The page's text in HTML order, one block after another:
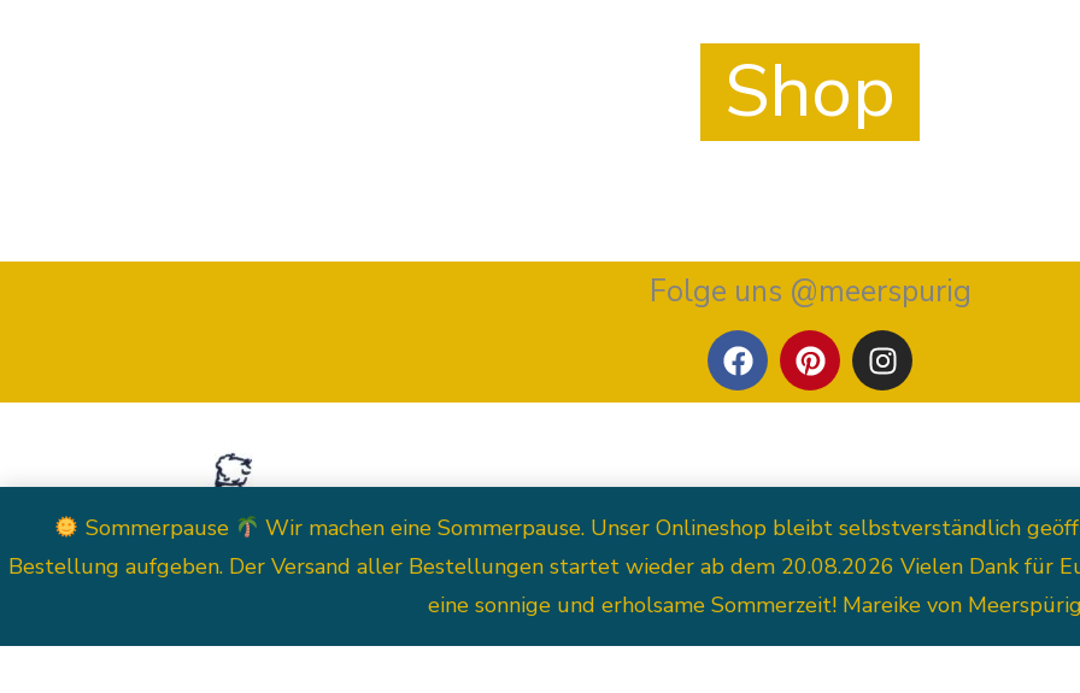
Sommerpause
Wir machen eine Sommerpause. Unser Onlineshop bleibt selbstverständlich
Bestellung aufgeben. Der Versand aller Bestellungen startet wieder ab dem 20.08.2026 Vielen Dank für
eine sonnige und erholsame Sommerzeit! Mareike von Meerspürig
Shop
Folge uns @meerspurig
F
a
c
o
o
k
P
i
n
r
e
s
t
I
n
s
g
r
a
m
Shop Kontakt Mein Konto Datenschutzerklärung